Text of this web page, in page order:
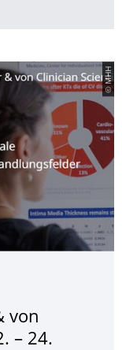
groß bin werde ich
© MHH
von
– 24.